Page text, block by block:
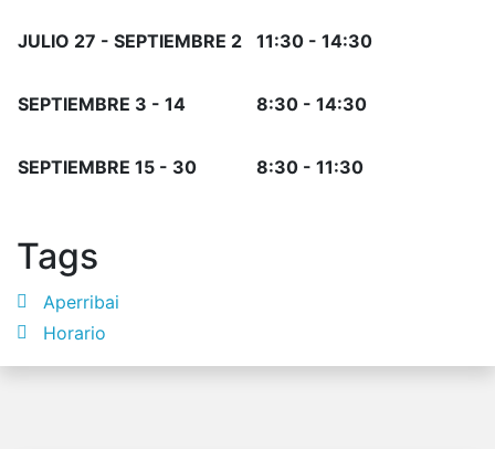
JULIO 27 - SEPTIEMBRE 2 11:30 - 14:30
SEPTIEMBRE 3 - 14 8:30 - 14:30
SEPTIEMBRE 15 - 30 8:30 - 11:30
Tags
Aperribai
Horario